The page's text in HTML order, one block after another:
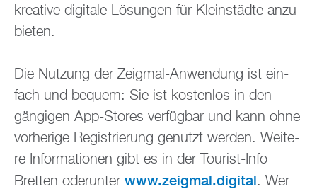
krea­ti­ve di­gi­ta­le Lö­sun­gen für Klein­städ­te an­zu­
bie­ten.
Die Nut­zung der Zeig­mal-An­wen­dung ist ein­
fach und be­quem: Sie ist kos­ten­los in den
gän­gi­gen App-Stores ver­füg­bar und kann ohne
vor­he­ri­ge Re­gis­trie­rung ge­nutzt wer­den. Wei­te­
re In­for­ma­tio­nen gibt es in der Tou­rist-Info
Brett­en oder­un­ter www.​zeigmal.​digital. Wer